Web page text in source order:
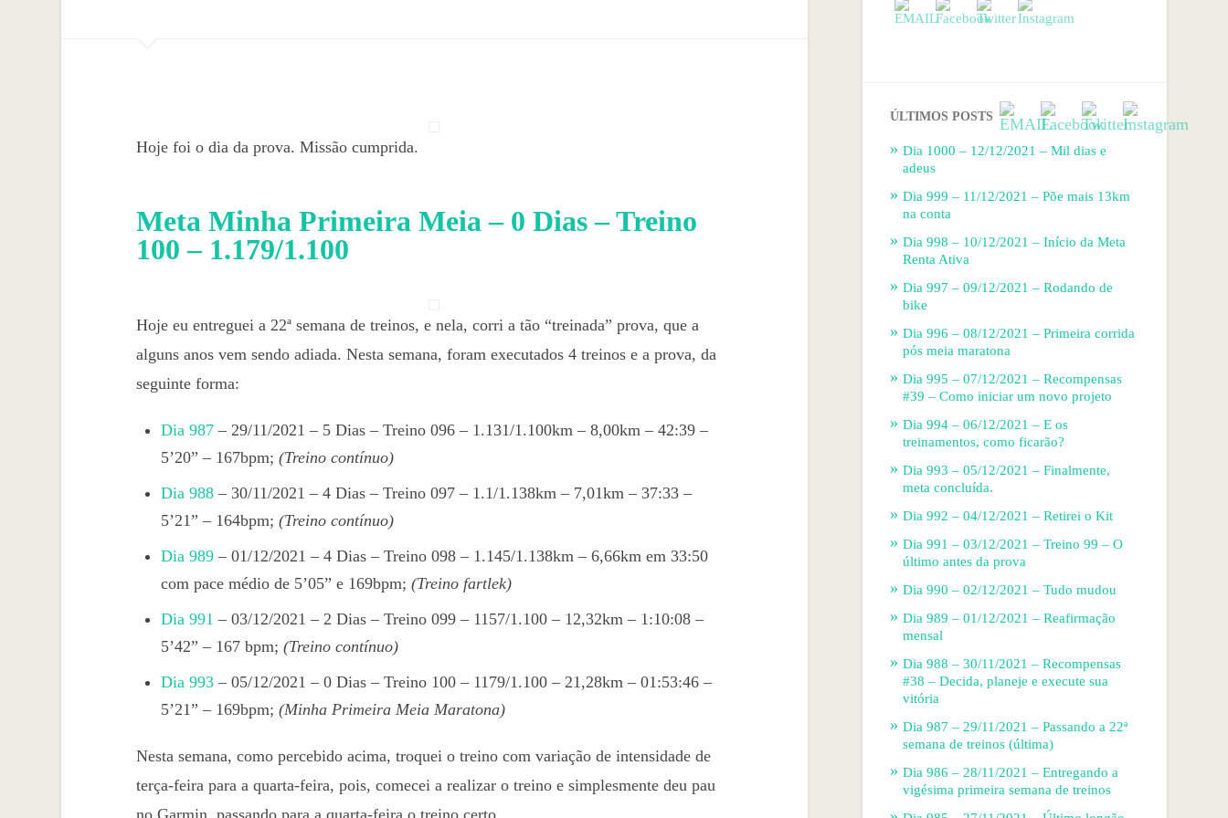
Hoje foi o dia da prova. Missão cumprida.
Meta Minha Primeira Meia – 0 Dias – Treino
100 – 1.179/1.100
Hoje eu entreguei a 22ª semana de treinos, e nela, corri a tão “treinada” prova, que a
alguns anos vem sendo adiada. Nesta semana, foram executados 4 treinos e a prova, da
seguinte forma:
Dia 987– 29/11/2021 – 5 Dias – Treino 096 – 1.131/1.100km – 8,00km – 42:39 –
5’20” – 167bpm; (Treino contínuo)
Dia 988– 30/11/2021 – 4 Dias – Treino 097 – 1.1/1.138km – 7,01km – 37:33 –
5’21” – 164bpm; (Treino contínuo)
Dia 989– 01/12/2021 – 4 Dias – Treino 098 – 1.145/1.138km – 6,66km em 33:50
com pace médio de 5’05” e 169bpm; (Treino fartlek)
Dia 991 – 03/12/2021 – 2 Dias – Treino 099 – 1157/1.100 – 12,32km – 1:10:08 –
5’42” – 167 bpm; (Treino contínuo)
Dia 993– 05/12/2021 – 0 Dias – Treino 100 – 1179/1.100 – 21,28km – 01:53:46 –
5’21” – 169bpm; (Minha Primeira Meia Maratona)
Nesta semana, como percebido acima, troquei o treino com variação de intensidade de
terça-feira para a quarta-feira, pois, comecei a realizar o treino e simplesmente deu pau
ÚLTIMOS POSTS
Dia 1000 – 12/12/2021 – Mil dias e
adeus
Dia 999 – 11/12/2021 – Põe mais 13km
na conta
Dia 998 – 10/12/2021 – Início da Meta
Renta Ativa
Dia 997 – 09/12/2021 – Rodando de
bike
Dia 996 – 08/12/2021 – Primeira corrida
pós meia maratona
Dia 995 – 07/12/2021 – Recompensas
#39 – Como iniciar um novo projeto
Dia 994 – 06/12/2021 – E os
treinamentos, como ficarão?
Dia 993 – 05/12/2021 – Finalmente,
meta concluída.
Dia 992 – 04/12/2021 – Retirei o Kit
Dia 991 – 03/12/2021 – Treino 99 – O
último antes da prova
Dia 990 – 02/12/2021 – Tudo mudou
Dia 989 – 01/12/2021 – Reafirmação
mensal
Dia 988 – 30/11/2021 – Recompensas
#38 – Decida, planeje e execute sua
vitória
Dia 987 – 29/11/2021 – Passando a 22ª
semana de treinos (última)
Dia 986 – 28/11/2021 – Entregando a
vigésima primeira semana de treinos